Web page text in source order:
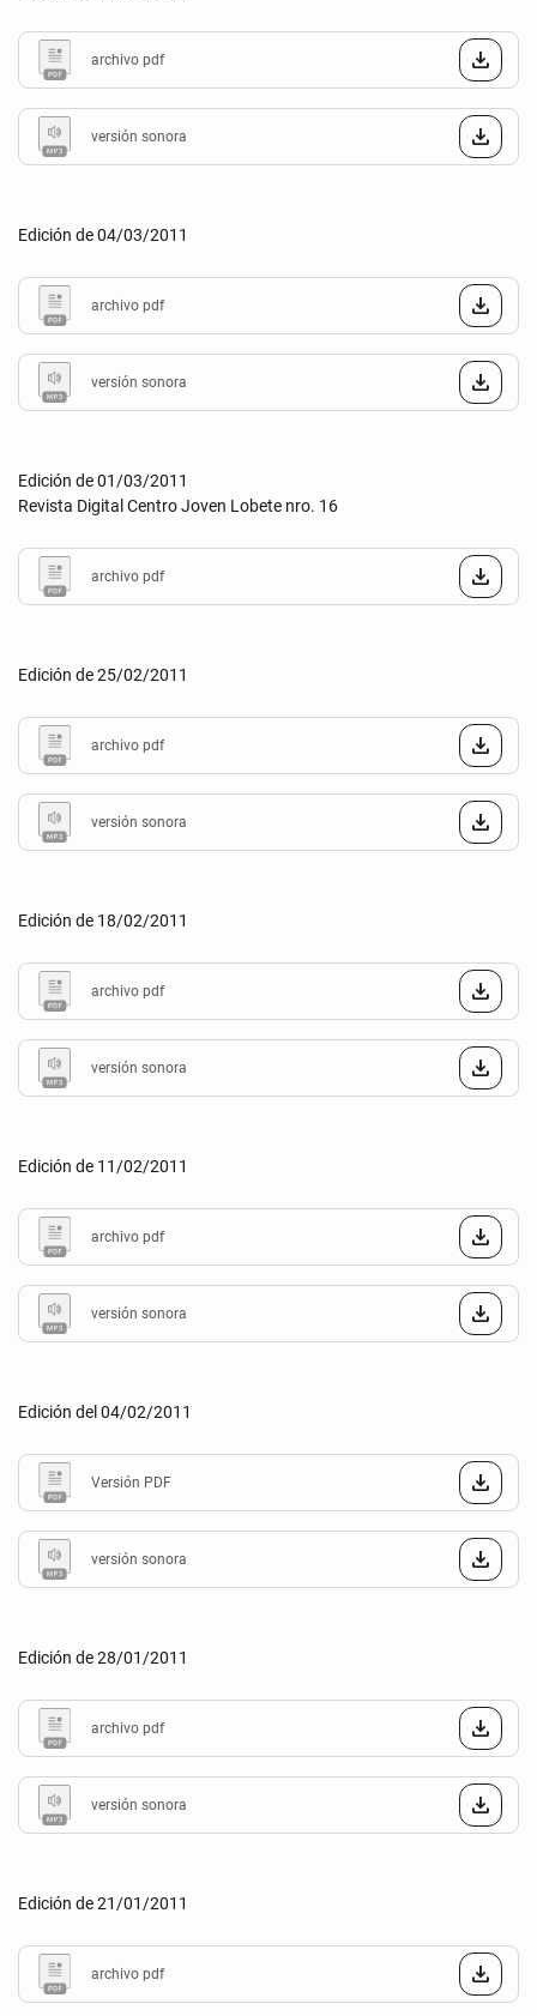
archivo pdf
versión sonora
Edición de 04/03/2011
archivo pdf
versión sonora
Edición de 01/03/2011
Revista Digital Centro Joven Lobete nro. 16
archivo pdf
Edición de 25/02/2011
archivo pdf
versión sonora
Edición de 18/02/2011
archivo pdf
versión sonora
Edición de 11/02/2011
archivo pdf
versión sonora
Edición del 04/02/2011
Versión PDF
versión sonora
Edición de 28/01/2011
archivo pdf
versión sonora
Edición de 21/01/2011
archivo pdf